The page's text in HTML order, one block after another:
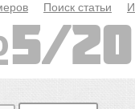
Поиск статьи
5/